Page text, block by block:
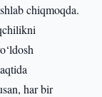
chiqmoqda.
har bir